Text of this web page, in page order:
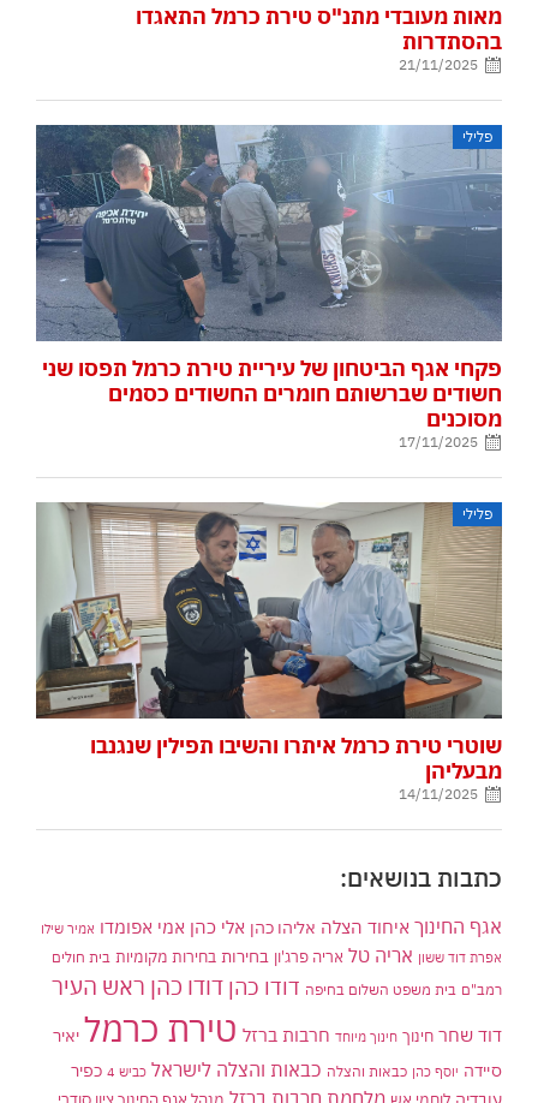
מאות מעובדי מתנ"ס טירת כרמל התאגדו
בהסתדרות
21/11/2025
פלילי
פקחי אגף הביטחון של עיריית טירת כרמל תפסו שני
חשודים שברשותם חומרים החשודים כסמים
מסוכנים
17/11/2025
פלילי
שוטרי טירת כרמל איתרו והשיבו תפילין שנגנבו
מבעליהן
14/11/2025
כתבות בנושאים:
אגף החינוך איחוד הצלה אליהו כהן אלי כהן אמי אפומדו אמיר שילו
אפרת דוד ששון אריה טל אריה פרג'ון בחירות בחירות מקומיות בית חולים
רמב"ם בית משפט השלום בחיפה דודו כהן דודו כהן ראש העיר
דוד שחר חינוך חינוך מיוחד חרבות ברזל טירת כרמל יאיר
סיידה יוסף כהן כבאות והצלה כבאות והצלה לישראל כביש 4
כפיר
מלחמת חרבות ברזל